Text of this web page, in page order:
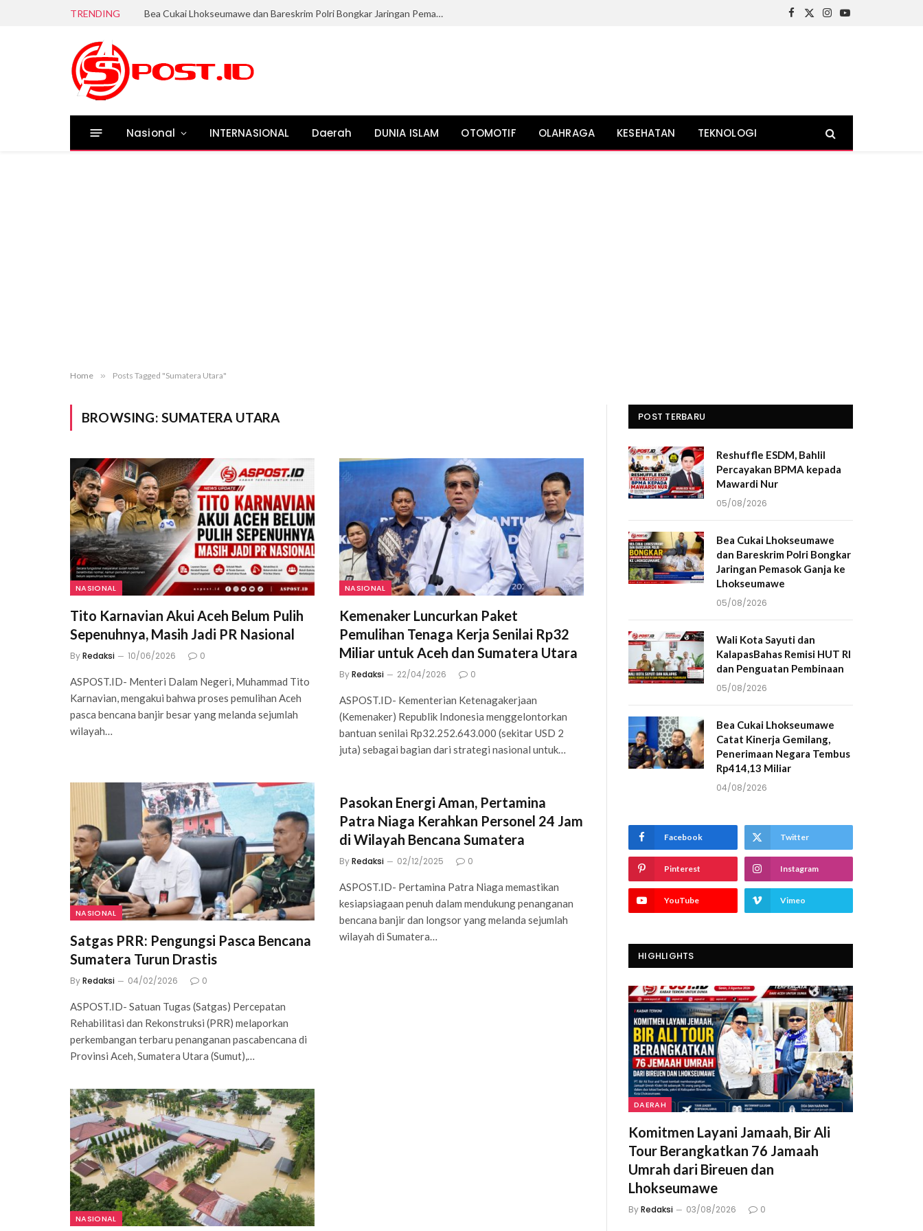
TRENDING Bea Cukai Lhokseumawe dan Bareskrim Polri Bongkar Jaringan Pemasok Ganja ke Lhokseumawe
Facebook
X
Instagram
YouTube
Nasional INTERNASIONAL Daerah DUNIA ISLAM OTOMOTIF OLAHRAGA KESEHATAN TEKNOLOGI
Home » Posts Tagged "Sumatera Utara"
BROWSING: SUMATERA UTARA
NASIONAL
Tito Karnavian Akui Aceh Belum Pulih
Sepenuhnya, Masih Jadi PR Nasional
ByRedaksi 10/06/2026 0
ASPOST.ID- Menteri Dalam Negeri, Muhammad Tito
Karnavian, mengakui bahwa proses pemulihan Aceh
pasca bencana banjir besar yang melanda sejumlah
wilayah…
NASIONAL
Kemenaker Luncurkan Paket
Pemulihan Tenaga Kerja Senilai Rp32
Miliar untuk Aceh dan Sumatera Utara
ByRedaksi 22/04/2026 0
ASPOST.ID- Kementerian Ketenagakerjaan
(Kemenaker) Republik Indonesia menggelontorkan
bantuan senilai Rp32.252.643.000 (sekitar USD 2
juta) sebagai bagian dari strategi nasional untuk…
NASIONAL
Satgas PRR: Pengungsi Pasca Bencana
Sumatera Turun Drastis
ByRedaksi 04/02/2026 0
ASPOST.ID- Satuan Tugas (Satgas) Percepatan
Rehabilitasi dan Rekonstruksi (PRR) melaporkan
perkembangan terbaru penanganan pascabencana di
Provinsi Aceh, Sumatera Utara (Sumut),…
Pasokan Energi Aman, Pertamina
Patra Niaga Kerahkan Personel 24 Jam
di Wilayah Bencana Sumatera
ByRedaksi 02/12/2025 0
ASPOST.ID- Pertamina Patra Niaga memastikan
kesiapsiagaan penuh dalam mendukung penanganan
bencana banjir dan longsor yang melanda sejumlah
wilayah di Sumatera…
NASIONAL
POST TERBARU
Reshuffle ESDM, Bahlil
Percayakan BPMA kepada
Mawardi Nur
05/08/2026
Bea Cukai Lhokseumawe
dan Bareskrim Polri Bongkar
Jaringan Pemasok Ganja ke
Lhokseumawe
05/08/2026
Wali Kota Sayuti dan
KalapasBahas Remisi HUT RI
dan Penguatan Pembinaan
05/08/2026
Bea Cukai Lhokseumawe
Catat Kinerja Gemilang,
Penerimaan Negara Tembus
Rp414,13 Miliar
04/08/2026
Facebook Twitter
Pinterest Instagram
YouTube Vimeo
HIGHLIGHTS
DAERAH
Komitmen Layani Jamaah, Bir Ali
Tour Berangkatkan 76 Jamaah
Umrah dari Bireuen dan
Lhokseumawe
ByRedaksi 03/08/2026 0